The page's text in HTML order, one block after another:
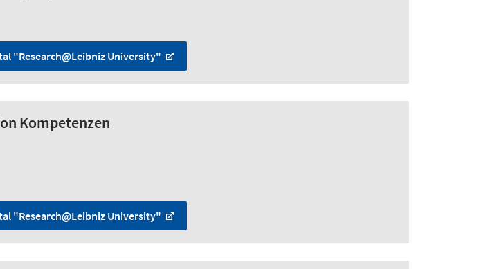
"Research@Leibniz University"
Kompetenzen
"Research@Leibniz University"